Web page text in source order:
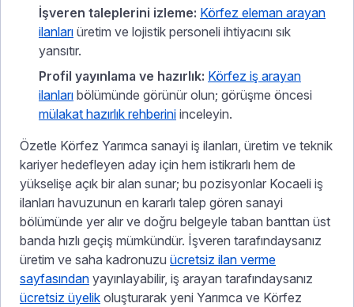
İşveren taleplerini izleme: Körfez eleman arayan
ilanları üretim ve lojistik personeli ihtiyacını sık
yansıtır.
Profil yayınlama ve hazırlık: Körfez iş arayan
ilanları bölümünde görünür olun; görüşme öncesi
mülakat hazırlık rehberini inceleyin.
Özetle Körfez Yarımca sanayi iş ilanları, üretim ve teknik
kariyer hedefleyen aday için hem istikrarlı hem de
yükselişe açık bir alan sunar; bu pozisyonlar Kocaeli iş
ilanları havuzunun en kararlı talep gören sanayi
bölümünde yer alır ve doğru belgeyle taban banttan üst
banda hızlı geçiş mümkündür. İşveren tarafındaysanız
üretim ve saha kadronuzu ücretsiz ilan verme
sayfasından yayınlayabilir, iş arayan tarafındaysanız
ücretsiz üyelik oluşturarak yeni Yarımca ve Körfez